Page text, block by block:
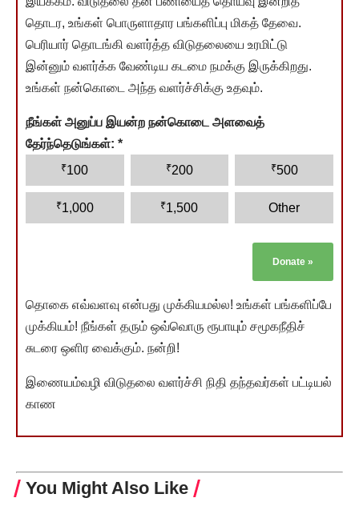
தொடர, உங்கள் பொருளாதார பங்களிப்பு மிகத் தேவை.
பெரியார் தொடங்கி வளர்த்த விடுதலையை உரமிட்டு
இன்னும் வளர்க்க வேண்டிய கடமை நமக்கு இருக்கிறது.
உங்கள் நன்கொடை அந்த வளர்ச்சிக்கு உதவும்.
நீங்கள் அனுப்ப இயன்ற நன்கொடை அளவைத்
தேர்ந்தெடுங்கள்: *
₹100 ₹200 ₹500
₹1,000 ₹1,500 Other
Donate »
தொகை எவ்வளவு என்பது முக்கியமல்ல! உங்கள் பங்களிப்பே
முக்கியம்! நீங்கள் தரும் ஒவ்வொரு ரூபாயும் சமூகநீதிச்
சுடரை ஒளிர வைக்கும். நன்றி!
இணையம்வழி விடுதலை வளர்ச்சி நிதி தந்தவர்கள் பட்டியல்
காண
You Might Also Like